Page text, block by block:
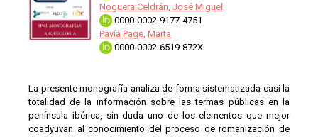
Noguera Celdrán, José Miguel
0000-0002-9177-4751
Pavía Page, Marta
0000-0002-6519-872X
La presente monografía analiza de forma sistematizada casi la
totalidad de la información sobre las termas públicas en la
península ibérica, sin duda uno de los elementos que mejor
coadyuvan al conocimiento del proceso de romanización de